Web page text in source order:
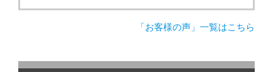
「お客様の声」一覧はこちら